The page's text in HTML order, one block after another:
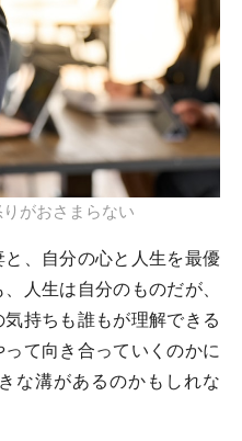
がおさまらない
、自分の心と人生を最優
人生は自分のものだが、
持ちも誰もが理解できる
て向き合っていくのかに
な溝があるのかもしれな